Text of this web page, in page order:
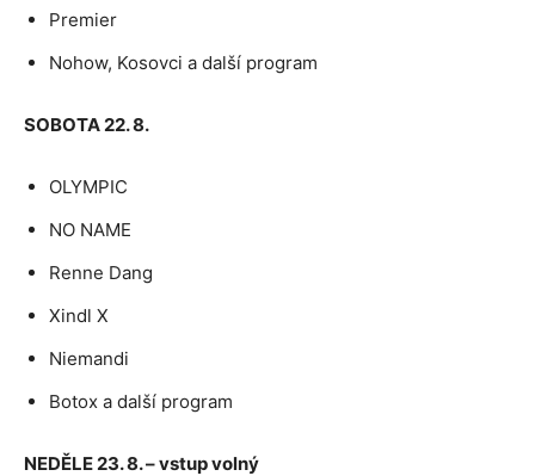
Premier
Nohow, Kosovci a další program
SOBOTA 22. 8.
OLYMPIC
NO NAME
Renne Dang
Xindl X
Niemandi
Botox a další program
NEDĚLE 23. 8. – vstup volný